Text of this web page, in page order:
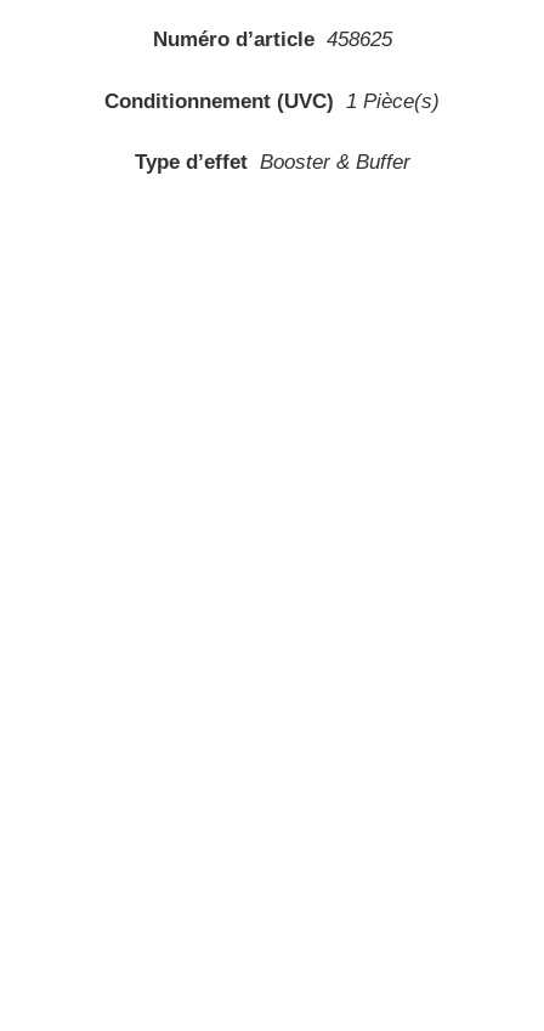
Numéro d’article 458625
Conditionnement (UVC) 1 Pièce(s)
Type d’effet Booster & Buffer